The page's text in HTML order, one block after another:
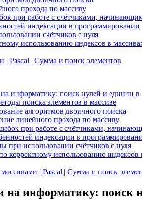
прохода по массиву
при работе с счётчиками,
индексации в программировании
счётчиков с нуля
использованию индексов в
| Pascal | Сумма и поиск элементов
информатику: поиск нулей и единиц в
поиска элементов в массиве
алгоритмов двоичного поиска
линейного прохода по массиву
при работе с счётчиками,
индексации в
при использовании счётчиков с нуля
корректному использованию индексов
массивами | Pascal | Сумма и поиск
на информатику: поиск